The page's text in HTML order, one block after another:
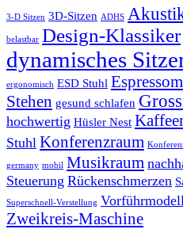
3-D Sitzen 3D-Sitzen ADHS
belastbar Design-Klassiker
dynamisches
ergonomisch ESD Stuhl
Stehen gesund schlafen
hochwertig Hüsler Nest
Stuhl Konferenzraum
germany mobil Musikraum
Steuerung Rückenschmerzen
Superschnell-Verstellung
Zweikreis-Maschine